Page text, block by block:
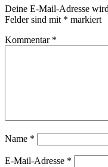
Deine E-Mail-Adresse
Felder sind mit * markiert
Kommentar *
Name *
E-Mail-Adresse *